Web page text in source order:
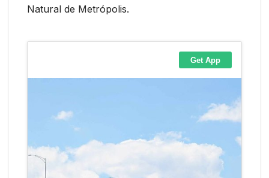
Natural de Metrópolis.